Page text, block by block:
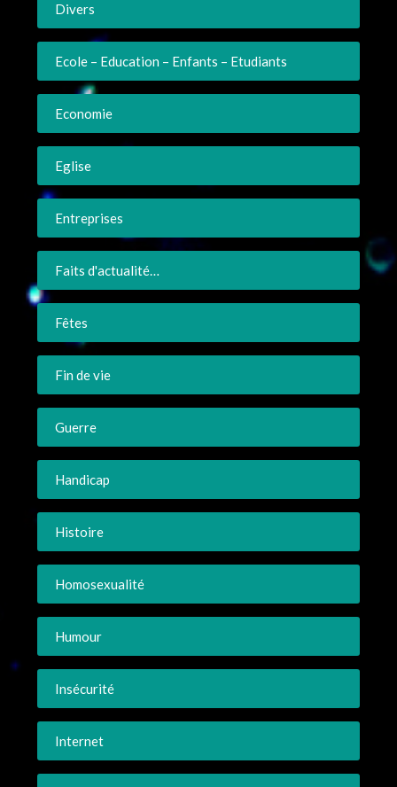
Divers
Ecole – Education – Enfants – Etudiants
Economie
Eglise
Entreprises
Faits d'actualité…
Fêtes
Fin de vie
Guerre
Handicap
Histoire
Homosexualité
Humour
Insécurité
Internet